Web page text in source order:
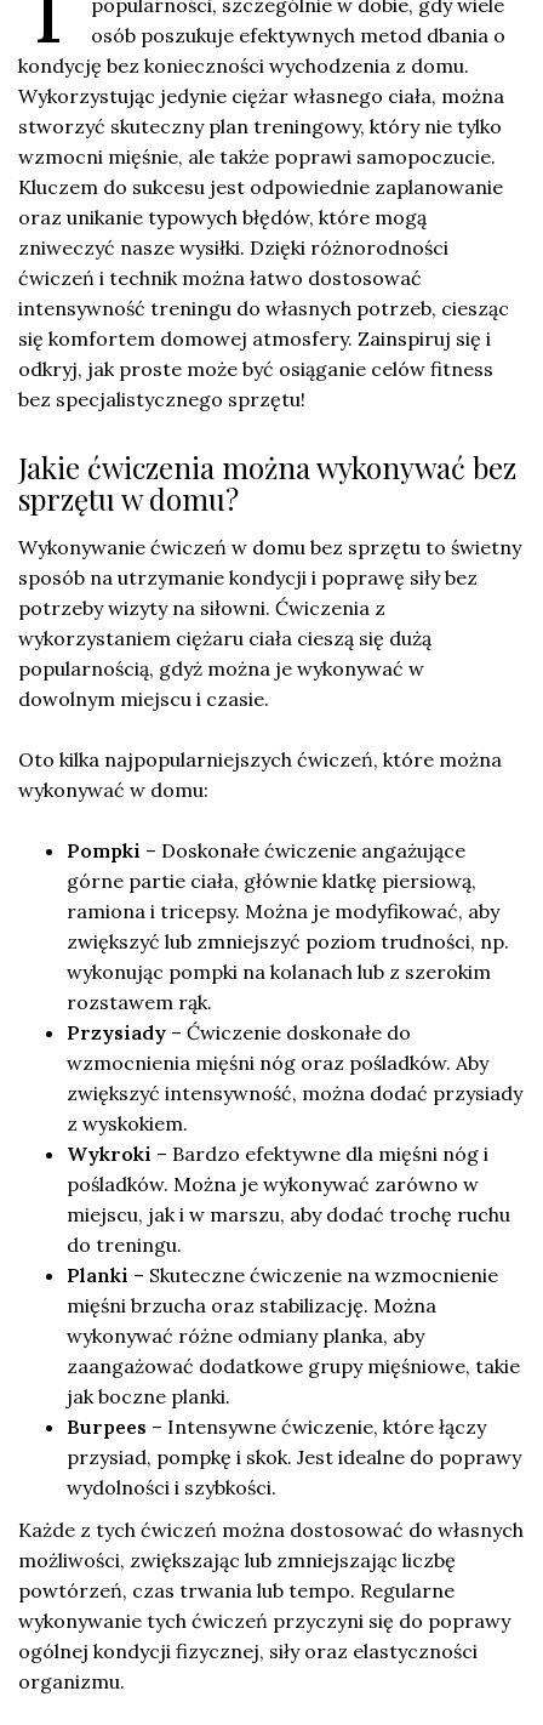
osób poszukuje efektywnych metod dbania o
kondycję bez konieczności wychodzenia z domu.
Wykorzystując jedynie ciężar własnego ciała, można
stworzyć skuteczny plan treningowy, który nie tylko
wzmocni mięśnie, ale także poprawi samopoczucie.
Kluczem do sukcesu jest odpowiednie zaplanowanie
oraz unikanie typowych błędów, które mogą
zniweczyć nasze wysiłki. Dzięki różnorodności
ćwiczeń i technik można łatwo dostosować
intensywność treningu do własnych potrzeb, ciesząc
się komfortem domowej atmosfery. Zainspiruj się i
odkryj, jak proste może być osiąganie celów fitness
bez specjalistycznego sprzętu!
Jakie ćwiczenia można wykonywać bez
sprzętu w domu?
Wykonywanie ćwiczeń w domu bez sprzętu to świetny
sposób na utrzymanie kondycji i poprawę siły bez
potrzeby wizyty na siłowni. Ćwiczenia z
wykorzystaniem ciężaru ciała cieszą się dużą
popularnością, gdyż można je wykonywać w
dowolnym miejscu i czasie.
Oto kilka najpopularniejszych ćwiczeń, które można
wykonywać w domu:
Pompki – Doskonałe ćwiczenie angażujące
górne partie ciała, głównie klatkę piersiową,
ramiona i tricepsy. Można je modyfikować, aby
zwiększyć lub zmniejszyć poziom trudności, np.
wykonując pompki na kolanach lub z szerokim
rozstawem rąk.
Przysiady – Ćwiczenie doskonałe do
wzmocnienia mięśni nóg oraz pośladków. Aby
zwiększyć intensywność, można dodać przysiady
z wyskokiem.
Wykroki – Bardzo efektywne dla mięśni nóg i
pośladków. Można je wykonywać zarówno w
miejscu, jak i w marszu, aby dodać trochę ruchu
do treningu.
Planki – Skuteczne ćwiczenie na wzmocnienie
mięśni brzucha oraz stabilizację. Można
wykonywać różne odmiany planka, aby
zaangażować dodatkowe grupy mięśniowe, takie
jak boczne planki.
Burpees – Intensywne ćwiczenie, które łączy
przysiad, pompkę i skok. Jest idealne do poprawy
wydolności i szybkości.
Każde z tych ćwiczeń można dostosować do własnych
możliwości, zwiększając lub zmniejszając liczbę
powtórzeń, czas trwania lub tempo. Regularne
wykonywanie tych ćwiczeń przyczyni się do poprawy
ogólnej kondycji fizycznej, siły oraz elastyczności
organizmu.